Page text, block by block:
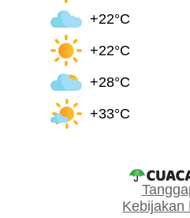
+22°C
+22°C
+28°C
+33°C
Kebijakan